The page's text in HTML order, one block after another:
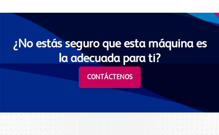
¿No estás seguro que esta máquina es
la adecuada para ti?
CONTÁCTENOS